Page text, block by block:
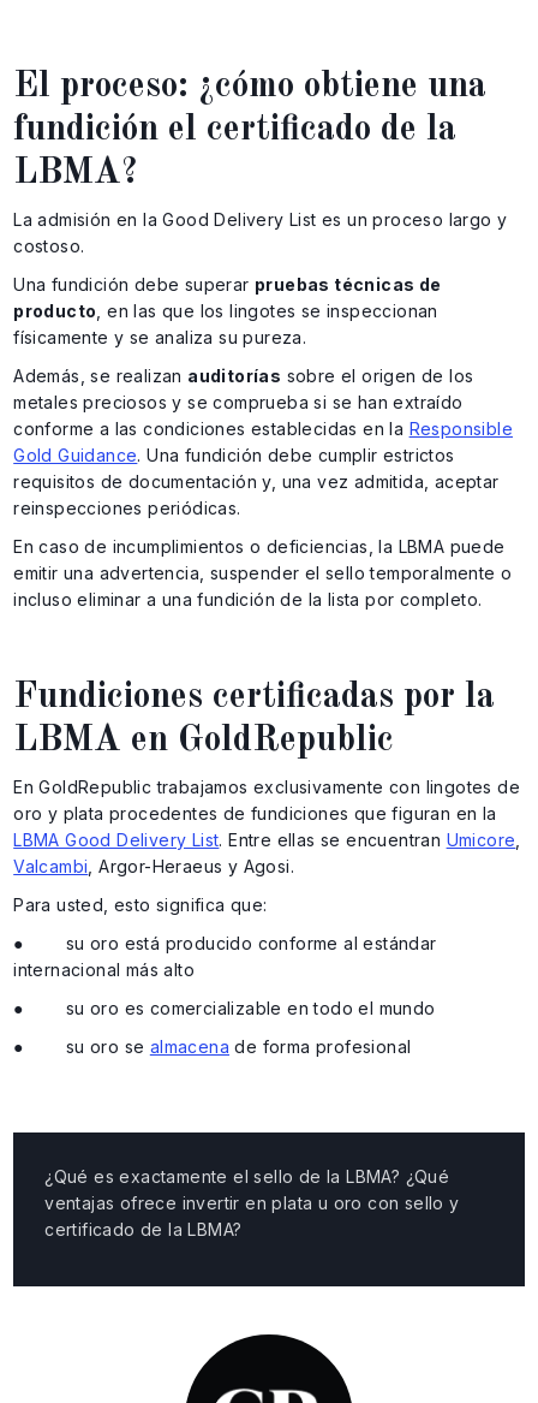
El proceso: ¿cómo obtiene una
fundición el certificado de la
LBMA?
La admisión en la Good Delivery List es un proceso largo y
costoso.
Una fundición debe superar pruebas técnicas de
producto , en las que los lingotes se inspeccionan
físicamente y se analiza su pureza.
Además, se realizan auditorías sobre el origen de los
metales preciosos y se comprueba si se han extraído
conforme a las condiciones establecidas en la Responsible
Gold Guidance. Una fundición debe cumplir estrictos
requisitos de documentación y, una vez admitida, aceptar
reinspecciones periódicas.
En caso de incumplimientos o deficiencias, la LBMA puede
emitir una advertencia, suspender el sello temporalmente o
incluso eliminar a una fundición de la lista por completo.
Fundiciones certificadas por la
LBMA en GoldRepublic
En GoldRepublic trabajamos exclusivamente con lingotes de
oro y plata procedentes de fundiciones que figuran en la
LBMA Good Delivery List. Entre ellas se encuentran Umicore
Valcambi , Argor-Heraeus y Agosi.
Para usted, esto significa que:
● su oro está producido conforme al estándar
internacional más alto
● su oro es comercializable en todo el mundo
● su oro se almacena de forma profesional
¿Qué es exactamente el sello de la LBMA? ¿Qué
ventajas ofrece invertir en plata u oro con sello y
certificado de la LBMA?